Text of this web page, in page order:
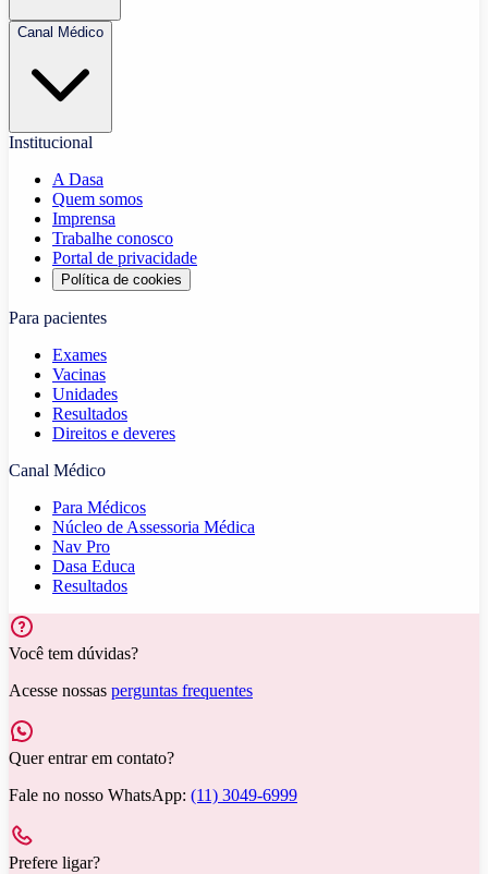
Canal Médico
Institucional
A Dasa
Quem somos
Imprensa
Trabalhe conosco
Portal de privacidade
Política de cookies
Para pacientes
Exames
Vacinas
Unidades
Resultados
Direitos e deveres
Canal Médico
Para Médicos
Núcleo de Assessoria Médica
Nav Pro
Dasa Educa
Resultados
Você tem dúvidas?
Acesse nossas perguntas frequentes
Quer entrar em contato?
Fale no nosso WhatsApp: (11) 3049-6999
Prefere ligar?